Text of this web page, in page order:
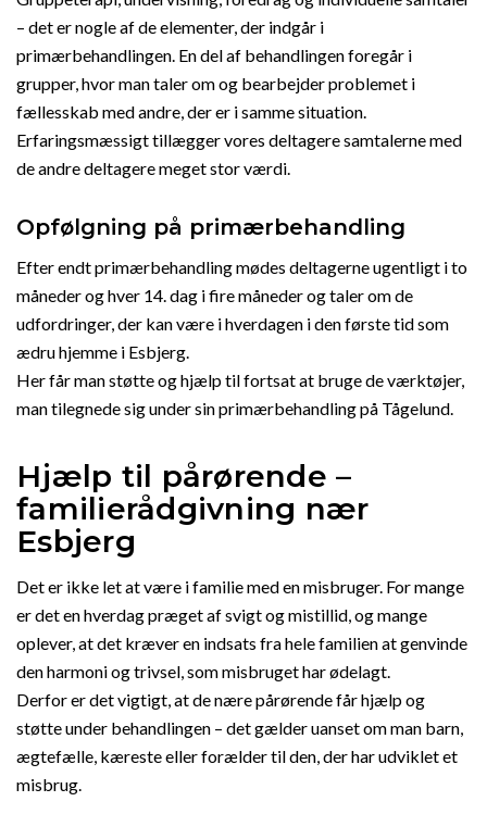
– det er nogle af de elementer, der indgår i
primærbehandlingen. En del af behandlingen foregår i
grupper, hvor man taler om og bearbejder problemet i
fællesskab med andre, der er i samme situation.
Erfaringsmæssigt tillægger vores deltagere samtalerne med
de andre deltagere meget stor værdi.
Opfølgning på primærbehandling
Efter endt primærbehandling mødes deltagerne ugentligt i to
måneder og hver 14. dag i fire måneder og taler om de
udfordringer, der kan være i hverdagen i den første tid som
ædru hjemme i Esbjerg.
Her får man støtte og hjælp til fortsat at bruge de værktøjer,
man tilegnede sig under sin primærbehandling på Tågelund.
Hjælp til pårørende –
familierådgivning nær
Esbjerg
Det er ikke let at være i familie med en misbruger. For mange
er det en hverdag præget af svigt og mistillid, og mange
oplever, at det kræver en indsats fra hele familien at genvinde
den harmoni og trivsel, som misbruget har ødelagt.
Derfor er det vigtigt, at de nære pårørende får hjælp og
støtte under behandlingen – det gælder uanset om man barn,
ægtefælle, kæreste eller forælder til den, der har udviklet et
misbrug.